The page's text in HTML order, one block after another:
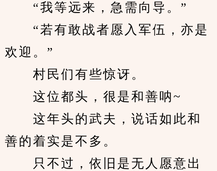
“我等远来，急需向导。”
“若有敢战者愿入军伍，亦是
欢迎。”
村民们有些惊讶。
这位都头，很是和善呐~
这年头的武夫，说话如此和
善的着实是不多。
只不过，依旧是无人愿意出